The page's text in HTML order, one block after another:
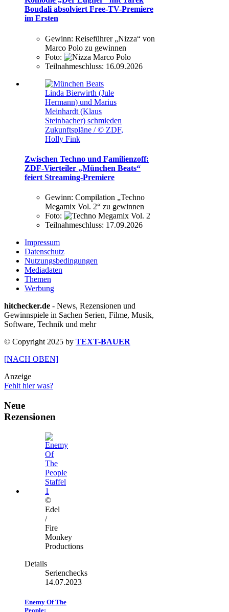
Boudali absolviert Free-TV-Premiere
im Ersten
Gewinn: Reiseführer „Nizza“ von
Marco Polo zu gewinnen
Foto:
Teilnahmeschluss: 16.09.2026
Linda Bierwirth (Jule
Hermann) und Marius
Meinhardt (Klaus
Steinbacher) schmieden
Zukunftspläne / © ZDF,
Holly Fink
Zwischen Techno und Familienzoff:
ZDF-Vierteiler „München Beats“
feiert Streaming-Premiere
Gewinn: Compilation „Techno
Megamix Vol. 2“ zu gewinnen
Foto:
Teilnahmeschluss: 17.09.2026
Impressum
Datenschutz
Nutzungsbedingungen
Mediadaten
Themen
Werbung
hitchecker.de - News, Rezensionen und
Gewinnspiele in Sachen Serien, Filme, Musik,
Software, Technik und mehr
© Copyright 2025 by TEXT-BAUER
[NACH OBEN]
Anzeige
Fehlt hier was?
Neue
Rezensionen
©
Edel
/
Fire
Monkey
Productions
Details
Serienchecks
14.07.2023
Enemy Of The
People: